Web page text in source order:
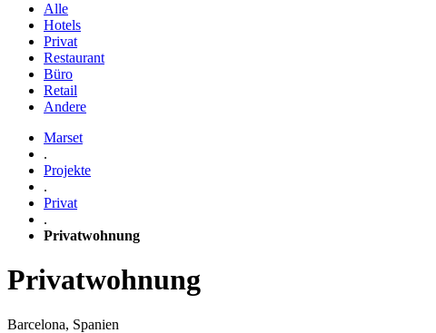
Alle
Hotels
Privat
Restaurant
Büro
Retail
Andere
Marset
.
Projekte
.
Privat
.
Privatwohnung
Privatwohnung
Barcelona, Spanien